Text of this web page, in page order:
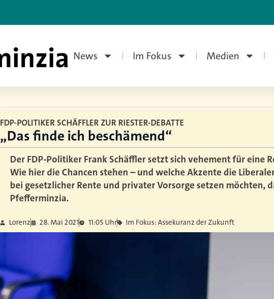
News Im Fokus Medien
FDP-POLITIKER SCHÄFFLER ZUR RIESTER-DEBATTE
„Das finde ich beschämend“
Der FDP-Politiker Frank Schäffler setzt sich vehement für eine
Wie hier die Chancen stehen – und welche Akzente die
bei gesetzlicher Rente und privater Vorsorge setzen möchten,
Pfefferminzia.
Lorenz 28. Mai 2021 11:05 Uhr Im Fokus: Assekuranz der Zukunft